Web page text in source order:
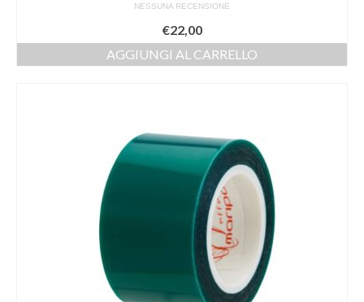
NESSUNA RECENSIONE
€22,00
AGGIUNGI AL CARRELLO